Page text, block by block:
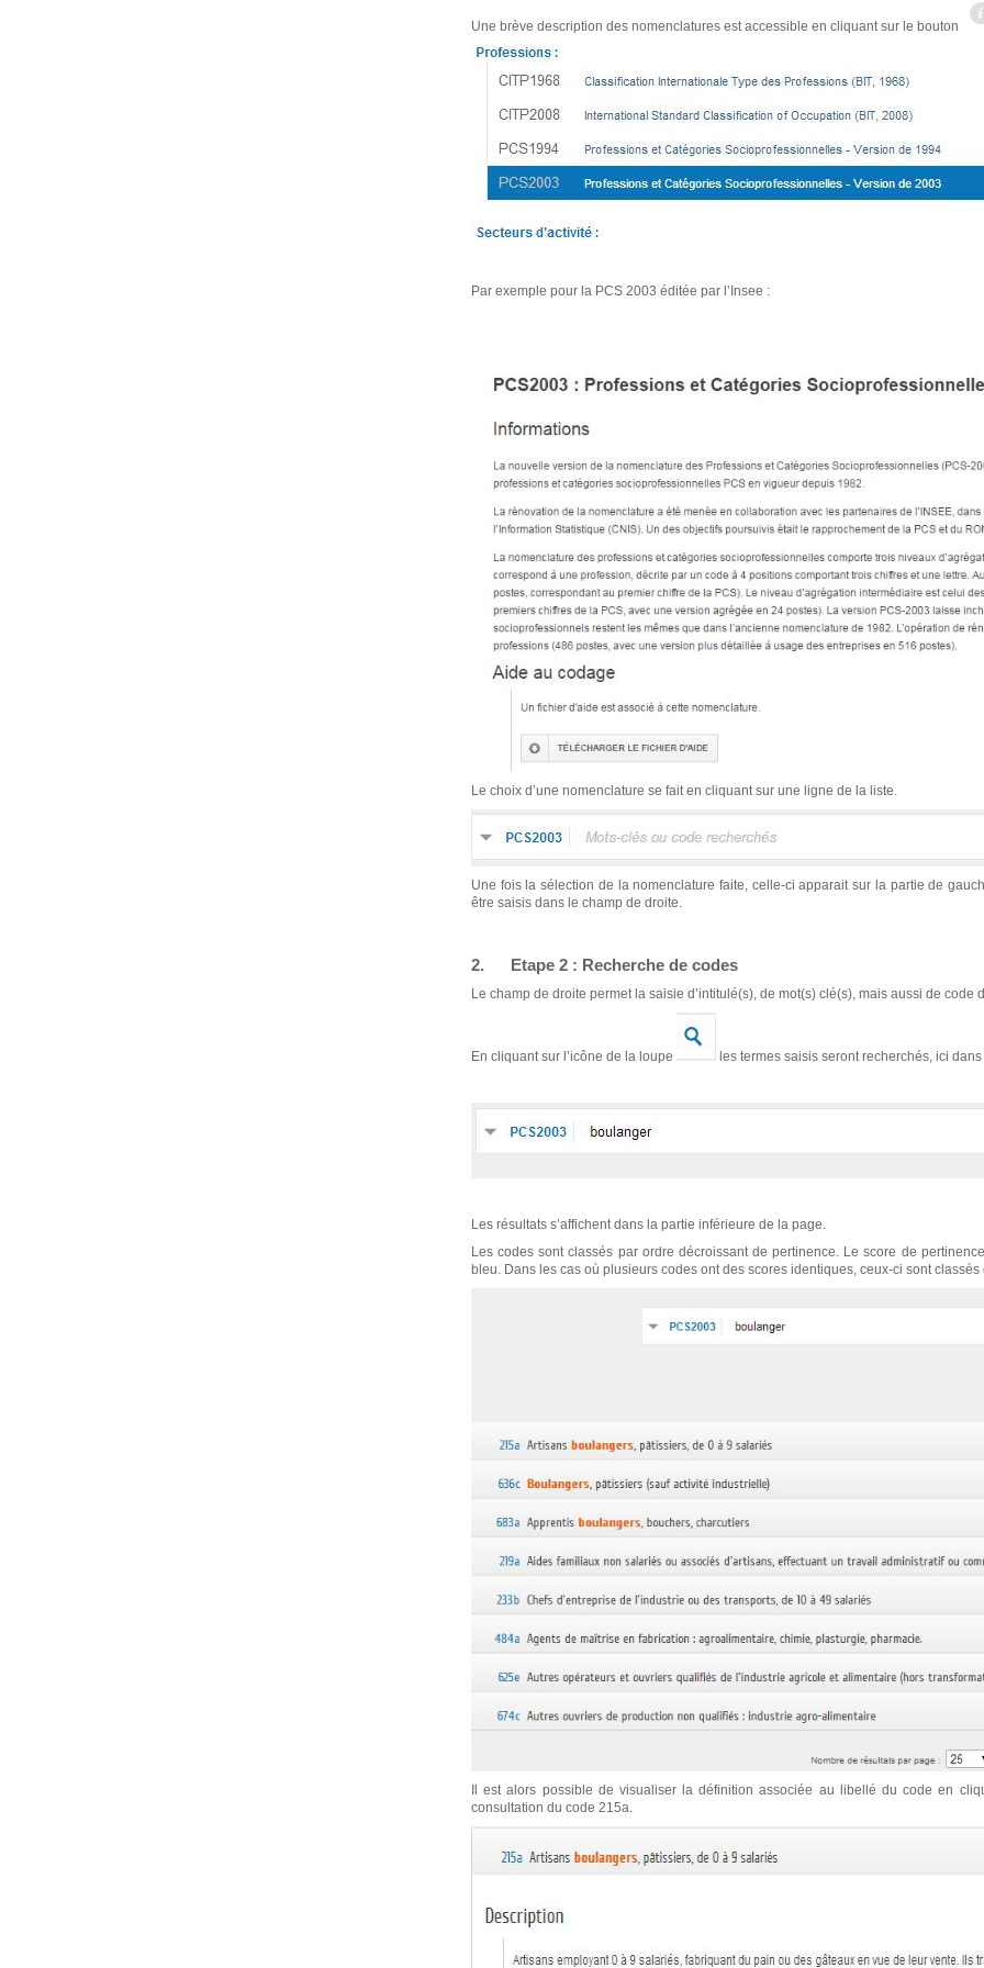
Une brève description des nomenclatures est accessible en cliquant sur le bouton
Par exemple pour la PCS 2003 éditée par l’Insee :
Le choix d’une nomenclature se fait en cliquant sur une ligne de la liste.
Une fois la sélection de la nomenclature faite, celle-ci apparait sur la partie de
être saisis dans le champ de droite.
2. Etape 2 : Recherche de codes
Le champ de droite permet la saisie d’intitulé(s), de mot(s) clé(s), mais aussi de code
En cliquant sur l’icône de la loupe les termes saisis seront recherchés, ici
Les résultats s’affichent dans la partie inférieure de la page.
Les codes sont classés par ordre décroissant de pertinence. Le score de
bleu. Dans les cas où plusieurs codes ont des scores identiques, ceux-ci sont
Il est alors possible de visualiser la définition associée au libellé du code en
consultation du code 215a.